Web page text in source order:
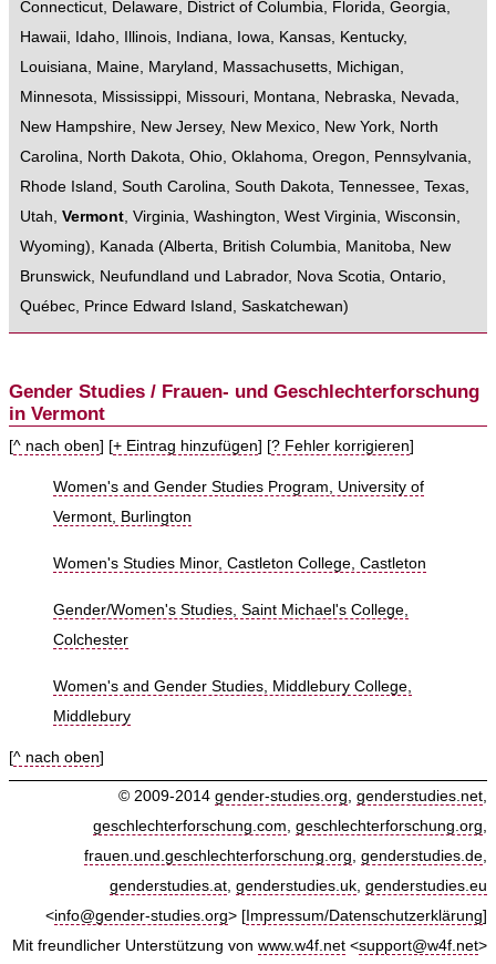
Connecticut, Delaware, District of Columbia, Florida, Georgia,
Hawaii, Idaho, Illinois, Indiana, Iowa, Kansas, Kentucky,
Louisiana, Maine, Maryland , Massachusetts, Michigan,
Minnesota, Mississippi, Missouri, Montana, Nebraska, Nevada,
New Hampshire, New Jersey, New Mexico, New York, North
Carolina, North Dakota, Ohio, Oklahoma, Oregon, Pennsylvania,
Rhode Island , South Carolina, South Dakota, Tennessee, Texas,
Utah, Vermont, Virginia, Washington, West Virginia, Wisconsin,
Wyoming), Kanada (Alberta, British Columbia, Manitoba, New
Brunswick, Neufundland und Labrador, Nova Scotia, Ontario,
Québec, Prince Edward Island , Saskatchewan)
Gender Studies / Frauen- und Geschlechterforschung
in Vermont
[^ nach oben] [+ Eintrag hinzufügen] [? Fehler korrigieren]
Women's and Gender Studies Program, University of
Vermont, Burlington
Women's Studies Minor, Castleton College, Castleton
Gender/Women's Studies, Saint Michael's College,
Colchester
Women's and Gender Studies, Middlebury College,
Middlebury
[^ nach oben]
© 2009-2014 gender-studies.org, genderstudies.net,
geschlechterforschung.com, geschlechterforschung.org,
frauen.und.geschlechterforschung.org, genderstudies.de,
genderstudies.at, genderstudies.uk, genderstudies.eu
<info@gender-studies.org> [ Impressum/Datenschutzerklärung]
Mit freundlicher Unterstützung von www.w4f.net <support@w4f.net>